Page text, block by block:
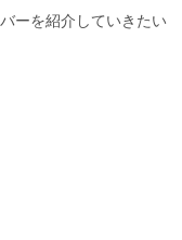
ーを紹介していきたい